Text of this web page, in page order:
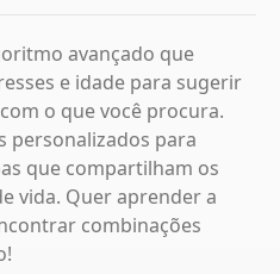
avançado que
e idade para sugerir
o que você procura.
personalizados para
que compartilham os
vida. Quer aprender a
combinações